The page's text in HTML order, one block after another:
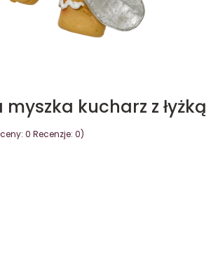
myszka kucharz z łyżką
0 Recenzje: 0)